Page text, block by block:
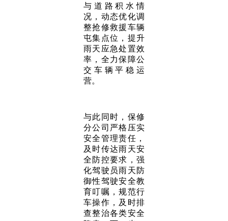
与道路积水情
况，动态优化调
整抢修救援车辆
屯集点位，提升
雨天应急处置效
率，全力保障公
交车辆平稳运
营。
与此同时，保修
分公司严格压实
安全管理责任，
及时传达雨天安
全防控要求，强
化驾驶员雨天防
御性驾驶安全教
育叮嘱，规范行
车操作，及时排
查整治各类安全